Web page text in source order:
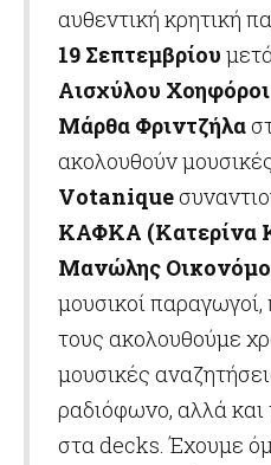
αυθεντική κρητική
19 Σεπτεμβρίου
Αισχύλου Χοηφόροι
Μάρθα Φριντζήλα
ακολουθούν
Votanique
ΚΑΦΚΑ (Κατερίνα
Μανώλης
μουσικοί
τους ακολουθούμε
μουσικές
ραδιόφωνο, αλλά και
στα decks. Έχουμε